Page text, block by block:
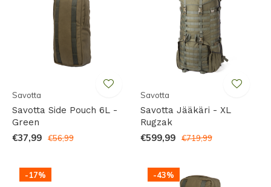
Savotta
Savotta Side Pouch 6L -
Green
€37,99 €56,99
Savotta
Savotta Jääkäri - XL
Rugzak
€599,99 €719,99
-17% -43%